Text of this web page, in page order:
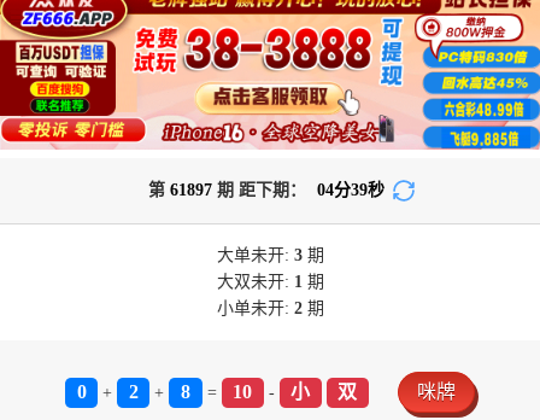
第 61897期 距下期： 04分39秒
大单未开: 3期
大双未开: 1 期
小单未开: 2期
0 + 2 + 8 = 10 - 小 双 咪牌